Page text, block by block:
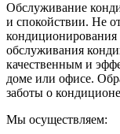
Обслуживание
и спокойствии. Не
обслуживания
качественным и
доме или офисе.
заботы о
Мы осуществляем: